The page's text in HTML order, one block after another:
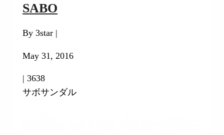
SABO
By 3star |
May 31, 2016
|3638
サボサンダル